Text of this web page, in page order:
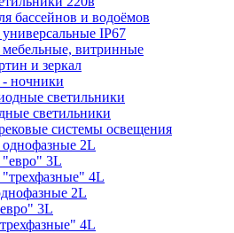
бассейнов и водоёмов
IP67
витринные
и зеркал
ночники
светильники
системы освещения
2L
3L
4L
2L
3L
4L